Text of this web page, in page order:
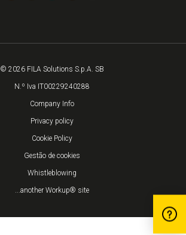
© 2026 FILA Solutions S.p.A. SB
N.º Iva IT00229240288
Company Info
Privacy policy
Cookie Policy
Gestão de cookies
Whistleblowing
...another Workup® site